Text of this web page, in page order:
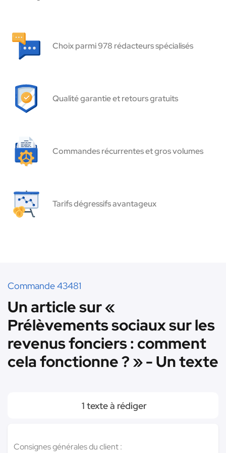
Choix parmi 978 rédacteurs spécialisés
Qualité garantie et retours gratuits
Commandes récurrentes et gros volumes
Tarifs dégressifs avantageux
Commande 43481
Un article sur «
Prélèvements sociaux sur les
revenus fonciers : comment
cela fonctionne ? » - Un texte
1 texte à rédiger
Consignes générales du client :